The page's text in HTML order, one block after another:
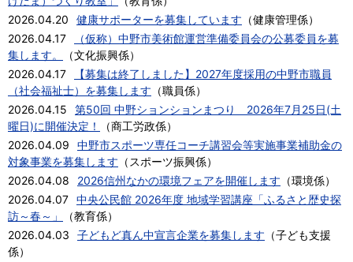
2026.04.20
健康サポーターを募集しています （健康管理係）
2026.04.17
（仮称）中野市美術館運営準備委員会の公募委員を募
集します。
（文化振興係）
2026.04.17
【募集は終了しました】2027年度採用の中野市職員
（社会福祉士）を募集します （職員係）
2026.04.15
第50回 中野ションションまつり 2026年7月25日(土
曜日)に開催決定！
（商工労政係）
2026.04.09
中野市スポーツ専任コーチ講習会等実施事業補助金の
対象事業を募集します （ スポーツ振興係）
2026.04.08
2026信州なかの環境フェアを開催します （環境係）
2026.04.07 中央公民館 2026年度 地域学習講座「ふるさと歴史探
訪～春～」
（教育係）
2026.04.03
子どもど真ん中宣言企業を募集します （子ども支援
係）